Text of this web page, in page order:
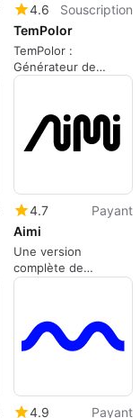
4.6
Souscription
TemPolor
TemPolor :
Générateur de
musique AI pour
4.7
Payant
Aimi
Une version
complète de
l'application pour les
4.9 Payant